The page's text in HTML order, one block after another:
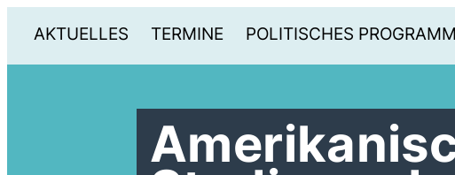
AKTUELLES TERMINE POLITISCHES PROGRAMM